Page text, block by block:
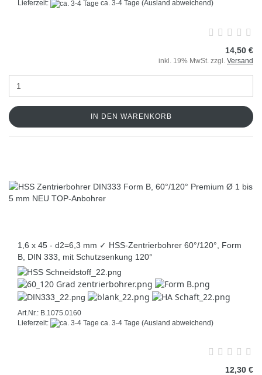
Lieferzeit: ca. 3-4 Tage (Ausland abweichend)
14,50 €
inkl. 19% MwSt. zzgl. Versand
IN DEN WARENKORB
1,6 x 45 - d2=6,3 mm ✓ HSS-Zentrierbohrer 60°/120°, Form
B, DIN 333, mit Schutzsenkung 120°
Art.Nr.: B.1075.0160
Lieferzeit:
ca. 3-4 Tage (Ausland abweichend)
12,30 €